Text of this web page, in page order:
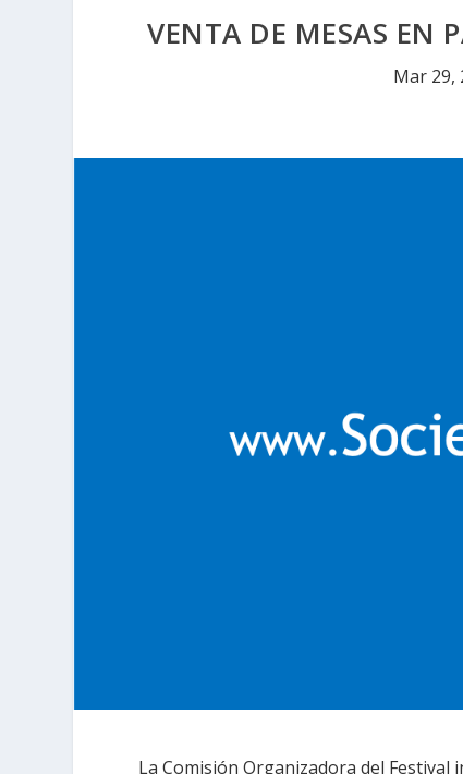
VENTA DE MESAS EN
Mar 29,
La Comisión Organizadora del Festival